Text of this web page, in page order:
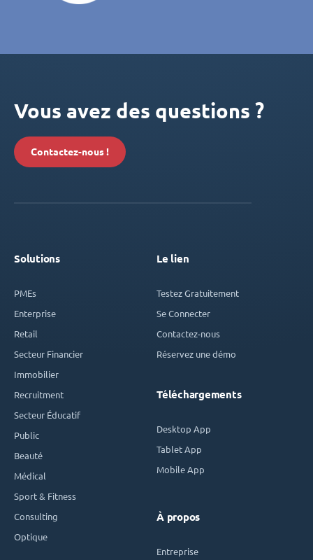
Vous avez des questions ?
Contactez-nous !
Solutions
PMEs
Enterprise
Retail
Secteur Financier
Immobilier
Recruitment
Secteur Éducatif
Public
Beauté
Médical
Sport & Fitness
Consulting
Optique
Le lien
Testez Gratuitement
Se Connecter
Contactez-nous
Réservez une démo
Téléchargements
Desktop App
Tablet App
Mobile App
À propos
Entreprise